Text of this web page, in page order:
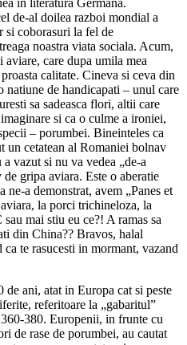
de-al doilea razboi mondial a
si coborasuri la fel de
noastra viata sociala. Acum,
care dupa umila mea
calitate. Cineva si ceva din
natiune de handicapati – unul care
sa sadeasca flori, altii care
si ca o culme a ironiei,
– porumbei. Bineinteles ca
un cetatean al Romaniei bolnav
vazut si nu va vedea „de-a
gripa aviara. Este o aberatie
a demonstrat, avem „Panes et
la porci trichineloza, la
mai stiu eu ce?! A ramas sa
din China?? Bravos, halal
te rasucesti in mormant, vazand
ani, atat in Europa cat si peste
referitoare la „gabaritul”
380. Europenii, in frunte cu
de rase de porumbei, au cautat